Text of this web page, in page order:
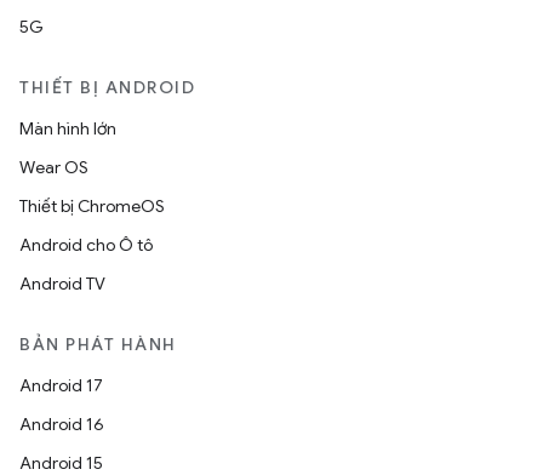
5G
THIẾT BỊ ANDROID
Màn hình lớn
Wear OS
Thiết bị ChromeOS
Android cho Ô tô
Android TV
BẢN PHÁT HÀNH
Android 17
Android 16
Android 15